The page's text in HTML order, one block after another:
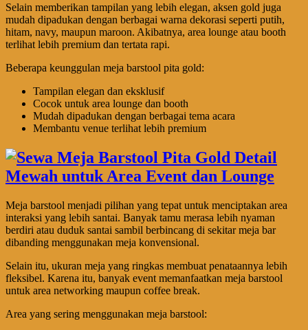
Selain memberikan tampilan yang lebih elegan, aksen gold juga
mudah dipadukan dengan berbagai warna dekorasi seperti putih,
hitam, navy, maupun maroon. Akibatnya, area lounge atau booth
terlihat lebih premium dan tertata rapi.
Beberapa keunggulan meja barstool pita gold:
Tampilan elegan dan eksklusif
Cocok untuk area lounge dan booth
Mudah dipadukan dengan berbagai tema acara
Membantu venue terlihat lebih premium
Meja barstool menjadi pilihan yang tepat untuk menciptakan area
interaksi yang lebih santai. Banyak tamu merasa lebih nyaman
berdiri atau duduk santai sambil berbincang di sekitar meja bar
dibanding menggunakan meja konvensional.
Selain itu, ukuran meja yang ringkas membuat penataannya lebih
fleksibel. Karena itu, banyak event memanfaatkan meja barstool
untuk area networking maupun coffee break.
Area yang sering menggunakan meja barstool: